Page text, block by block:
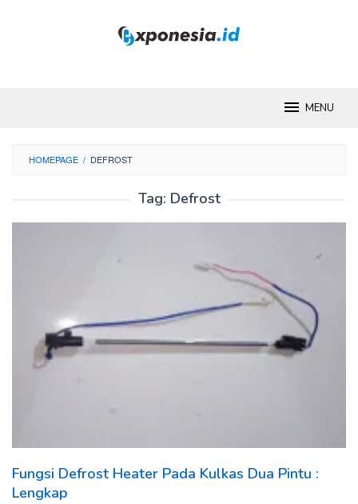
MENU
HOMEPAGE / DEFROST
Tag: Defrost
Fungsi Defrost Heater Pada Kulkas Dua Pintu :
Lengkap